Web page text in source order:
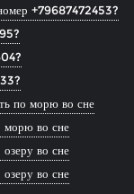
+79687472453?
по морю во сне
морю во сне
во сне
во сне